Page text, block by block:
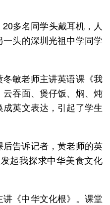
多名同学头戴耳机，人
头的深圳光祖中学同学
敏老师主讲英语课《我
吞面、煲仔饭、焖、炖
英文表达，引起了学生
告诉记者，黄老师的英
起我探求中华美食文化
《中华文化根》。课堂